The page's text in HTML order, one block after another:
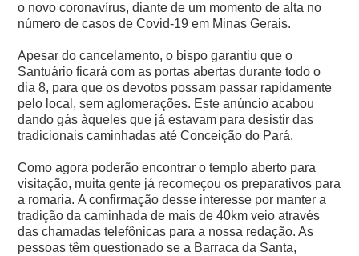
o novo coronavírus, diante de um momento de alta no
número de casos de Covid-19 em Minas Gerais.
Apesar do cancelamento, o bispo garantiu que o
Santuário ficará com as portas abertas durante todo o
dia 8, para que os devotos possam passar rapidamente
pelo local, sem aglomerações. Este anúncio acabou
dando gás àqueles que já estavam para desistir das
tradicionais caminhadas até Conceição do Pará.
Como agora poderão encontrar o templo aberto para
visitação, muita gente já recomeçou os preparativos para
a romaria.A confirmação desse interesse por manter a
tradição da caminhada de mais de 40km veio através
das chamadas telefônicas para a nossa redação. As
pessoas têm questionado se a Barraca da Santa,